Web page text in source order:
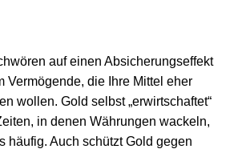
auf einen Absicherungseffekt
Vermögende, die Ihre Mittel eher
wollen. Gold selbst „erwirtschaftet“
in denen Währungen wackeln,
häufig. Auch schützt Gold gegen